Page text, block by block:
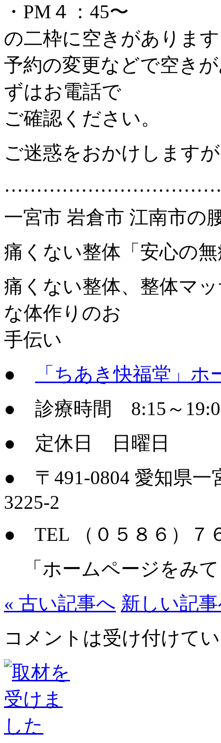
・PM４：45〜
の二枠に空きがありま
予約の変更などで空き
ずはお電話で
ご確認ください。
ご迷惑をおかけします
一宮市 岩倉市 江南市の
痛くない整体「安心の
痛くない整体、整体マ
な体作りのお
手伝い
●
「ちあき快福堂」ホ
● 診療時間 8:15～
● 定休日 日曜日
● 〒491-0804 愛知県一
3225-2
● TEL （０５８６）７
「ホームページをみ
« 古い記事へ 新しい記
コメントは受け付けて